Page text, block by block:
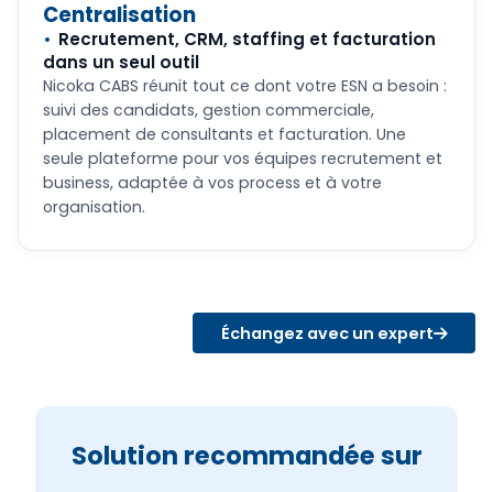
Centralisation
Recrutement, CRM, staffing et facturation
dans un seul outil
Nicoka CABS réunit tout ce dont votre ESN a besoin :
suivi des candidats, gestion commerciale,
placement de consultants et facturation. Une
seule plateforme pour vos équipes recrutement et
business, adaptée à vos process et à votre
organisation.
Échangez avec un expert
Solution recommandée sur